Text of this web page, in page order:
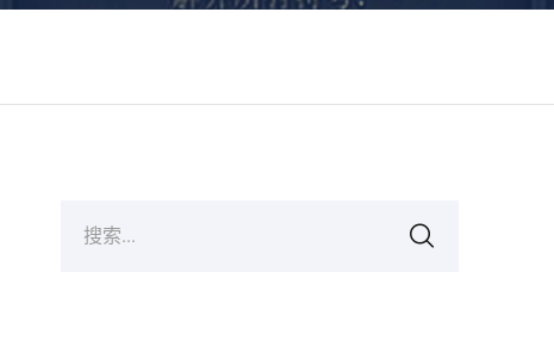
搜索...